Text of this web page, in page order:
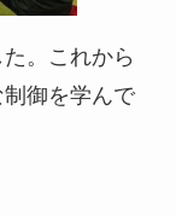
。これから
御を学んで